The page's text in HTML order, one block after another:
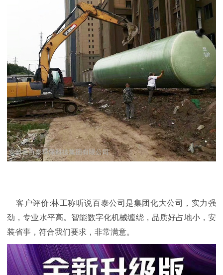
客户评价:林工称听说百泰公司是集团化大公司，实力强
劲，专业水平高。智能数字化机械缠绕，品质好占地小，安
装省事，符合我们要求，非常满意。